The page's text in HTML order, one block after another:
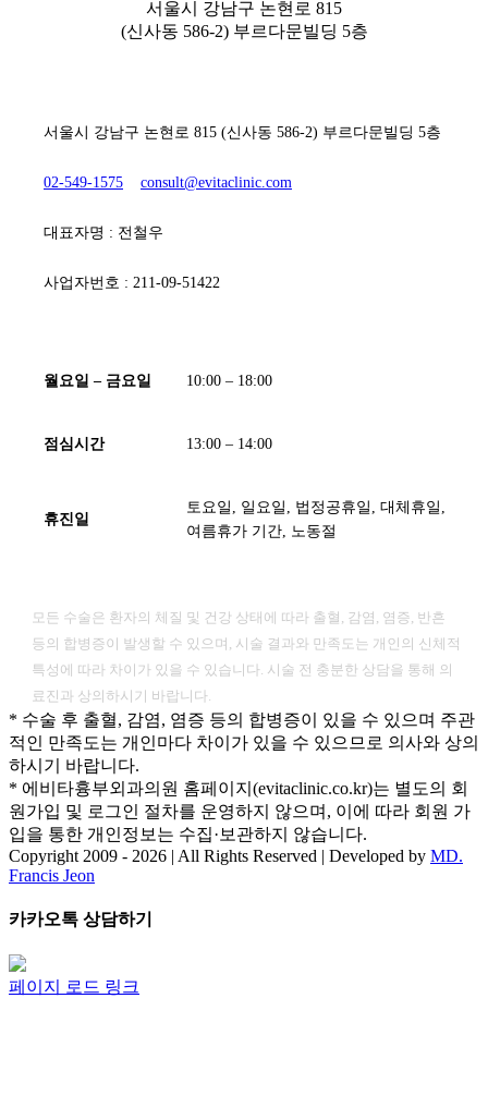
서울시 강남구 논현로 815
(신사동 586-2) 부르다문빌딩 5층
서울시 강남구 논현로 815 (신사동 586-2) 부르다문빌딩 5층
02-549-1575 consult@evitaclinic.com
대표자명 : 전철우
사업자번호 : 211-09-51422
월요일 – 금요일 10:00 – 18:00
점심시간 13:00 – 14:00
휴진일
토요일, 일요일, 법정공휴일, 대체휴일,
여름휴가 기간, 노동절
모든 수술은 환자의 체질 및 건강 상태에 따라 출혈, 감염, 염증, 반흔
등의 합병증이 발생할 수 있으며, 시술 결과와 만족도는 개인의 신체적
특성에 따라 차이가 있을 수 있습니다. 시술 전 충분한 상담을 통해 의
료진과 상의하시기 바랍니다.
* 수술 후 출혈, 감염, 염증 등의 합병증이 있을 수 있으며 주관
적인 만족도는 개인마다 차이가 있을 수 있으므로 의사와 상의
하시기 바랍니다.
* 에비타흉부외과의원 홈페이지(evitaclinic.co.kr)는 별도의 회
원가입 및 로그인 절차를 운영하지 않으며, 이에 따라 회원 가
입을 통한 개인정보는 수집·보관하지 않습니다.
Copyright 2009 - 2026 | All Rights Reserved | Developed by MD.
Francis Jeon
Toggle
Bar
Area
카카오톡 상담하기
페이지 로드 링크